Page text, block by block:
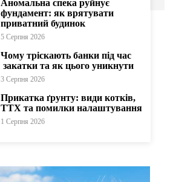
Аномальна спека руйнує
фундамент: як врятувати
приватний будинок
5 Серпня 2026
Чому тріскають банки під час
закатки та як цього уникнути
3 Серпня 2026
Прикатка ґрунту: види котків,
ТТХ та помилки налаштування
1 Серпня 2026